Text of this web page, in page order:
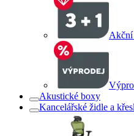
Akční
Akustické boxy
Kancelářské židle a